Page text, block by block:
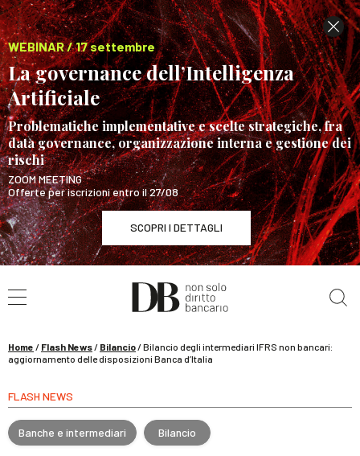
WEBINAR / 17 settembre
La governance dell’Intelligenza
Artificiale
Problematiche implementative e scelte strategiche, fra
data governance, organizzazione interna e gestione dei
rischi
ZOOM MEETING
Offerte per iscrizioni entro il 27/08
SCOPRI I DETTAGLI
WEBINAR / 17 settembre
La governance dell’Intelligenza Artificiale
Home / Flash News/ Bilancio/Bilancio degli intermediari IFRS non bancari:
aggiornamento delle disposizioni Banca d’Italia
FLASH NEWS
Banche e intermediari Bilancio